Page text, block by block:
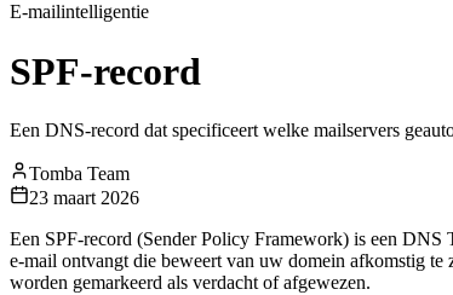
E-mailintelligentie
SPF-record
Een DNS-record dat specificeert welke mailservers
Tomba Team
23 maart 2026
Een SPF-record (Sender Policy Framework) is een DNS
e-mail ontvangt die beweert van uw domein afkomstig te
worden gemarkeerd als verdacht of afgewezen.